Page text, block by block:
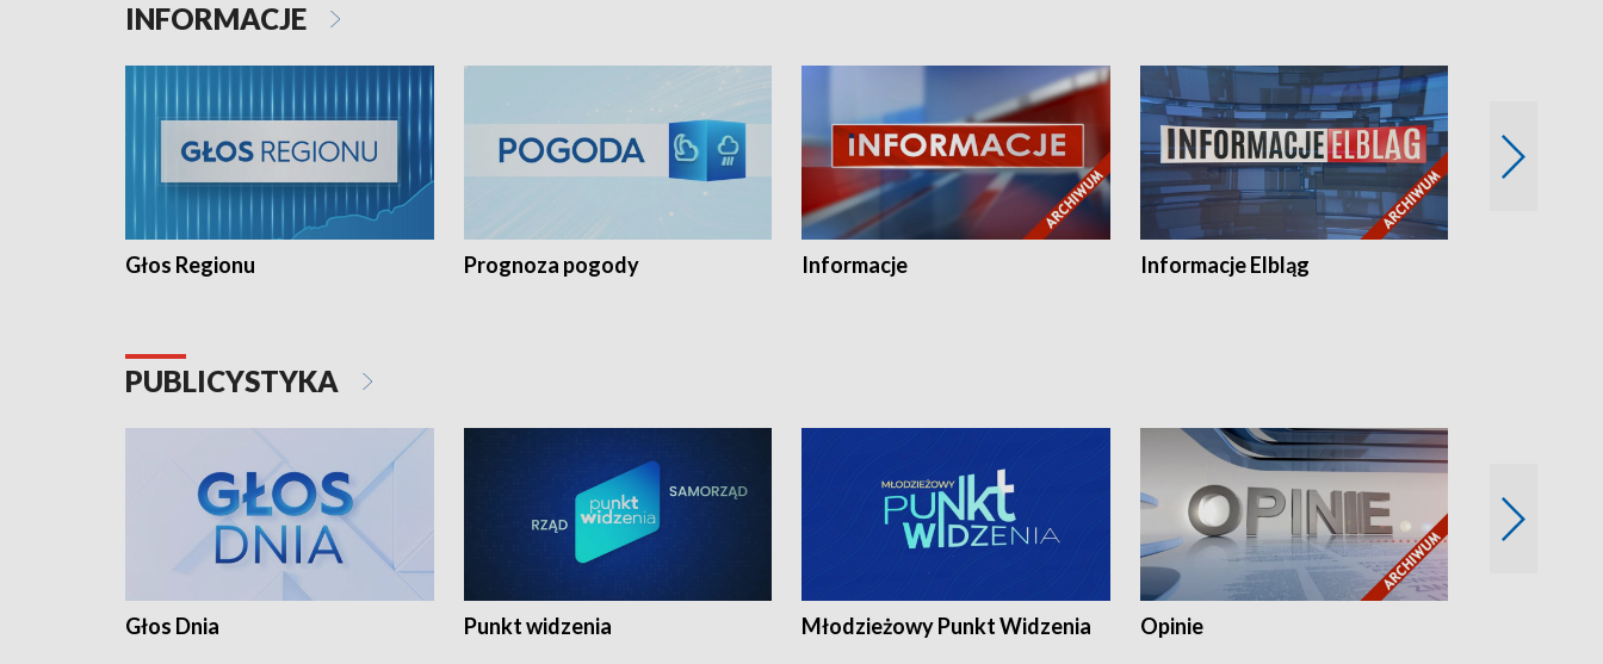
INFORMACJE
Głos Regionu Prognoza pogody Informacje Informacje Elbląg
PUBLICYSTYKA
Głos Dnia Punkt widzenia Młodzieżowy Punkt Widzenia Opinie